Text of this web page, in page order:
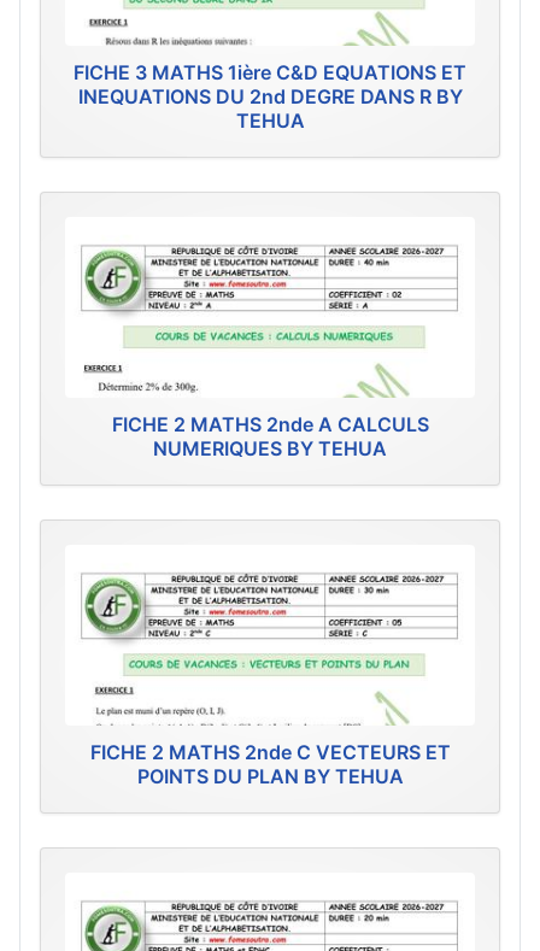
FICHE 3 MATHS 1ière C&D EQUATIONS ET
INEQUATIONS DU 2nd DEGRE DANS R BY
TEHUA
FICHE 2 MATHS 2nde A CALCULS
NUMERIQUES BY TEHUA
FICHE 2 MATHS 2nde C VECTEURS ET
POINTS DU PLAN BY TEHUA